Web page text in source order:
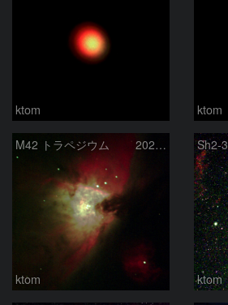
ktom ktom
M42 トラペジウム 2026-3-14
ktom ktom